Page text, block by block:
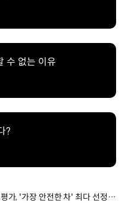
수 없는 이유
?
가, '가장 안전한 차' 최다 선정 |